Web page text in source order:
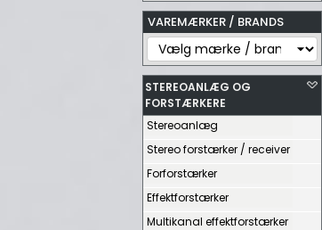
VAREMÆRKER / BRANDS
STEREOANLÆG OG
FORSTÆRKERE
Stereoanlæg
Stereo forstærker / receiver
Forforstærker
Effektforstærker
Multikanal effektforstærker